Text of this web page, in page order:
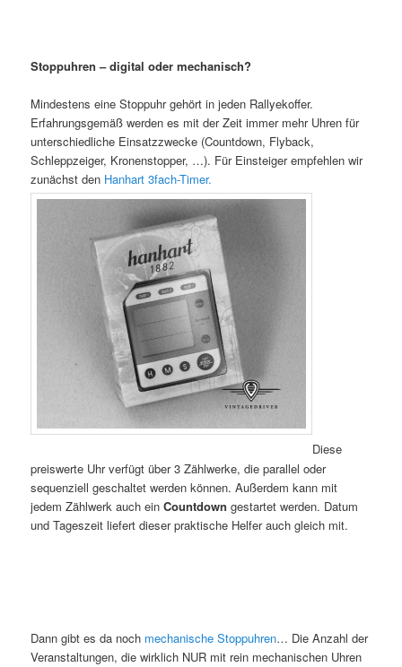
Stoppuhren – digital oder mechanisch?
Mindestens eine Stoppuhr gehört in jeden Rallyekoffer.
Erfahrungsgemäß werden es mit der Zeit immer mehr Uhren für
unterschiedliche Einsatzzwecke (Countdown, Flyback,
Schleppzeiger, Kronenstopper, …). Für Einsteiger empfehlen wir
zunächst den Hanhart 3fach-Timer.
Diese
preiswerte Uhr verfügt über 3 Zählwerke, die parallel oder
sequenziell geschaltet werden können. Außerdem kann mit
jedem Zählwerk auch einCountdown gestartet werden. Datum
und Tageszeit liefert dieser praktische Helfer auch gleich mit.
Dann gibt es da noch mechanische Stoppuhren… Die Anzahl der
Veranstaltungen, die wirklich NUR mit rein mechanischen Uhren